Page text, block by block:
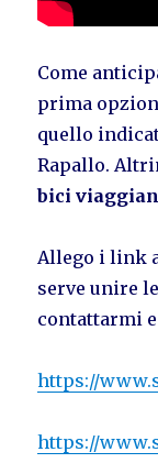
Come
prima
quello
Rapallo.
bici
Allego i link
serve unire
contattarmi
https://
https://